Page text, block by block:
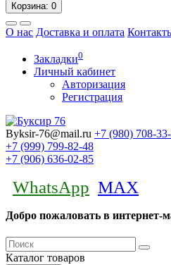
Корзина: 0
О нас Доставка и оплата
Закладки0
Личный кабинет
Авторизация
Регистрация
Byksir-76@mail.ru +7 (980) 708-
+7 (999) 799-82-48
+7 (906) 636-02-85
WhatsApp MAX
Добро пожаловать в интернет-
Каталог товаров